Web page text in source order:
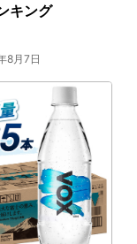
キング
8月7日